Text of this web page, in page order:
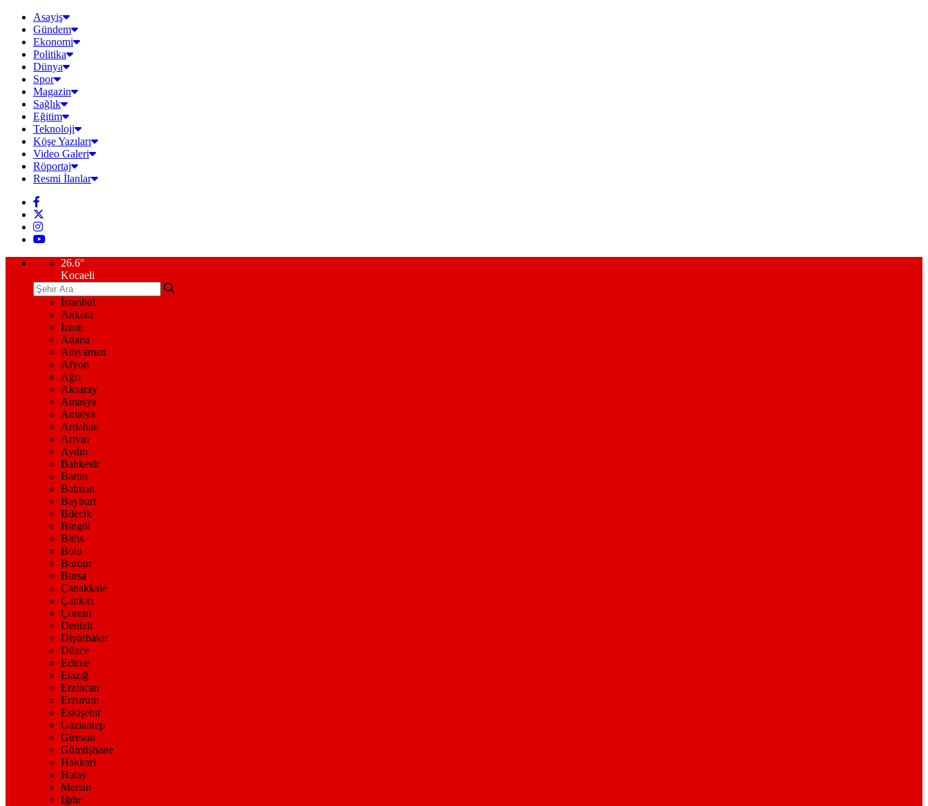
Asayiş
Gündem
Ekonomi
Politika
Dünya
Spor
Magazin
Sağlık
Eğitim
Teknoloji
Köşe Yazıları
Video Galeri
Röportaj
Resmi İlanlar
26.6°
Kocaeli
İstanbul
Ankara
İzmir
Adana
Adıyaman
Afyon
Ağrı
Aksaray
Amasya
Antalya
Ardahan
Artvin
Aydın
Balıkesir
Bartın
Batman
Bayburt
Bilecik
Bingöl
Bitlis
Bolu
Burdur
Bursa
Çanakkale
Çankırı
Çorum
Denizli
Diyarbakır
Düzce
Edirne
Elazığ
Erzincan
Erzurum
Eskişehir
Gaziantep
Giresun
Gümüşhane
Hakkari
Hatay
Mersin
Iğdır